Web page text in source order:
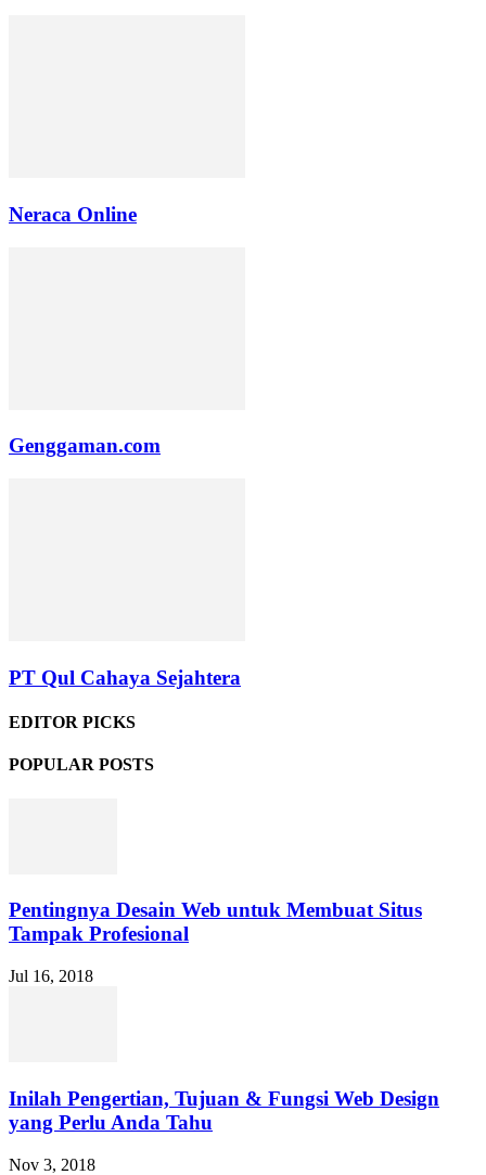
Neraca Online
Genggaman.com
PT Qul Cahaya Sejahtera
EDITOR PICKS
POPULAR POSTS
Pentingnya Desain Web untuk Membuat Situs
Tampak Profesional
Jul 16, 2018
Inilah Pengertian, Tujuan & Fungsi Web Design
yang Perlu Anda Tahu
Nov 3, 2018